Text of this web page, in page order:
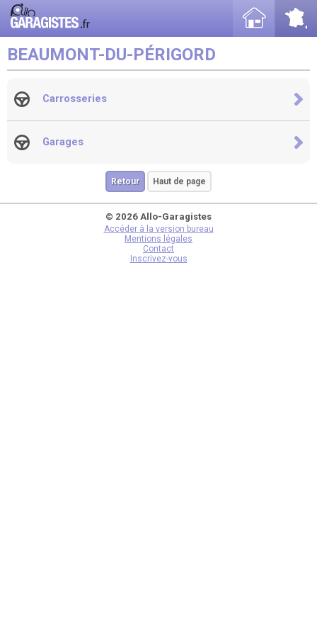
BEAUMONT-DU-PÉRIGORD
Carrosseries
Garages
Retour Haut de page
© 2026 Allo-Garagistes
Accéder à la version bureau
Mentions légales
Contact
Inscrivez-vous